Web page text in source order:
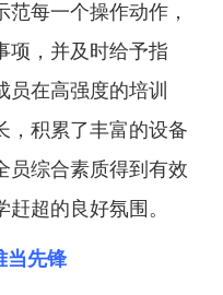
每一个操作动作，
项，并及时给予指
员在高强度的培训
，积累了丰富的设备
员综合素质得到有效
超的良好氛围。
当先锋